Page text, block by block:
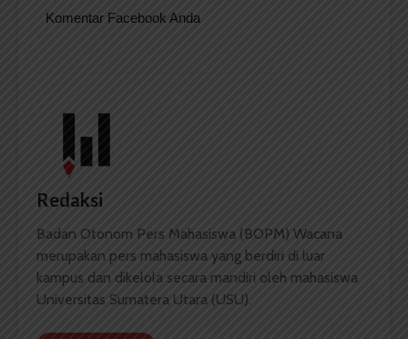
Komentar Facebook Anda
Redaksi
Badan Otonom Pers Mahasiswa (BOPM) Wacana
merupakan pers mahasiswa yang berdiri di luar
kampus dan dikelola secara mandiri oleh mahasiswa
Universitas Sumatera Utara (USU).